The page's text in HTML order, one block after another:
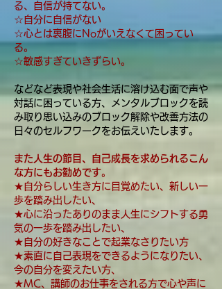
る、自信が持てない。
☆自分に自信がない
☆心とは裏腹にNoがいえなくて困ってい
る。
☆敏感すぎていきずらい。
などなど表現や社会生活に溶け込む面で声や
対話に困っている方、
メンタルブロックを読
み取り思い込みのブロック解除や改善方法の
日々のセルフワークをお伝えいたします。
また人生の節目、自己成長を求められるこん
な方にもお勧めです。
★自分らしい生き方に目覚めたい、新しい一
歩を踏み出したい、
★心に沿ったありのまま人生にシフトする勇
気の一歩を踏み出したい、​
★自分の好きなことで起業なさりたい方
★素直に自己表現をできるようになりたい、
今の自分を変えたい方、
★MC、講師のお仕事をされる方で心や声に